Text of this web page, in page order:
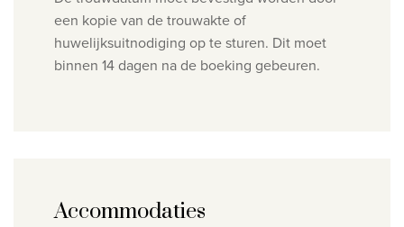
een kopie van de trouwakte of
huwelijksuitnodiging op te sturen. Dit moet
binnen 14 dagen na de boeking gebeuren.
Accommodaties